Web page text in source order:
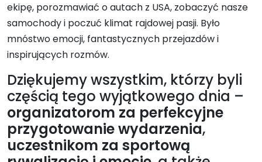
ekipę, porozmawiać o autach z USA, zobaczyć nasze
samochody i poczuć klimat rajdowej pasji. Było
mnóstwo emocji, fantastycznych przejazdów i
inspirujących rozmów.
Dziękujemy wszystkim, którzy byli
częścią tego wyjątkowego dnia –
organizatorom za perfekcyjne
przygotowanie wydarzenia,
uczestnikom za sportową